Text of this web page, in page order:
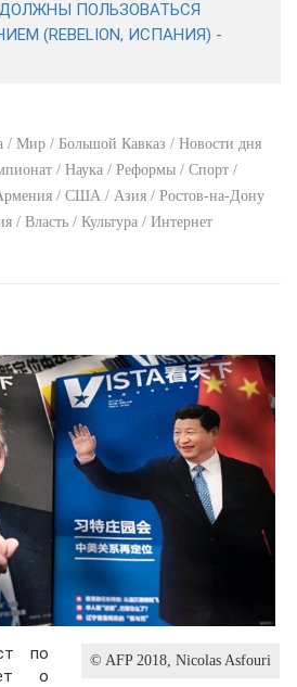
ПОЛЬЗОВАТЬСЯ
(REBELION, ИСПАНИЯ) -
/ Мир / Большой Кавказ / Новости дня
/ Наука / Реформы / Спорт /
/ США / Азия / Ростов-на-Дону
/ Власть / Культура / Интернет
© AFP 2018, Nicolas Asfouri
по
о